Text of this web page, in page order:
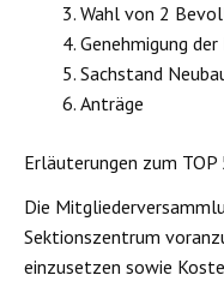
Wahl von 2
Genehmigung
Sachstand
Anträge
Erläuterungen zum TOP
Die
Sektionszentrum
einzusetzen sowie